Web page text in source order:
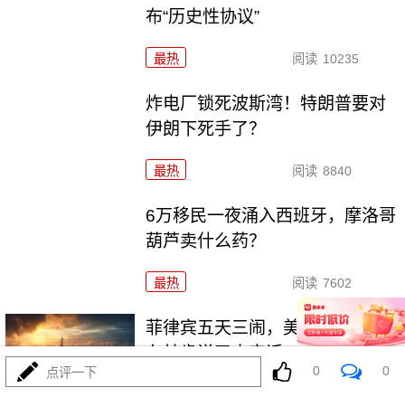
布“历史性协议”
最热 阅读 10235
炸电厂锁死波斯湾！特朗普要对
伊朗下死手了？
最热 阅读 8840
6万移民一夜涌入西班牙，摩洛哥
葫芦卖什么药？
最热 阅读 7602
菲律宾五天三闹，美航母压阵，
布林肯说了大实话
点评一下 0 0